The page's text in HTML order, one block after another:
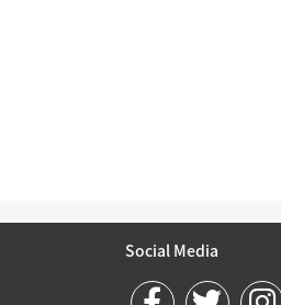
Social Media